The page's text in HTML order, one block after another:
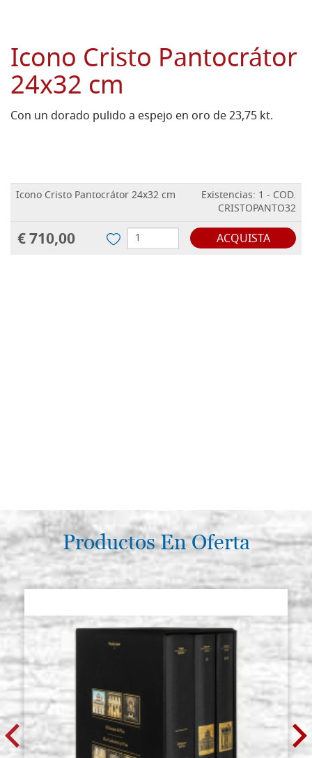
Icono Cristo Pantocrátor
24x32 cm
Con un dorado pulido a espejo en oro de 23,75 kt.
Icono Cristo Pantocrátor 24x32 cm
Existencias: 1 - COD.
CRISTOPANTO32
€ 710,00 ACQUISTA
Productos En Oferta